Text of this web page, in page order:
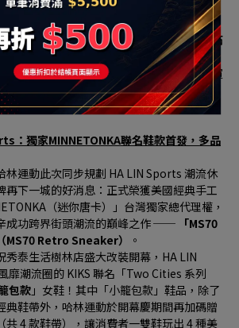
上模擬真實慢跑姿態，測試鞋款避震與抓地
售「沉浸式體驗」新門市。
LIN Running專區商品全面 9 折，更新增「滿
折 $500」 的現折優惠。
最讓跑友心動
「原價金額滿 $3,000 元以上」（不論是購買
或是Asics、BROOKS的頂級專業機能跑
林運動家族品牌600元抵用券」可於下次消
：獨家MINNETONKA聯名鞋款首發，多品
林運動此次同步規劃 HA LIN Sports 潮流休
再下一城的好消息：正式榮獲美國經典手工
（迷你唐卡）」台灣獨家總代理權，
成功跨界街頭潮流的巔峰之作 ── 「MS70
MS70 Retro Sneaker）
。
秀泰生活樹林店盛大改裝開幕，HA LIN
靡潮流圈的 KIKS 聯名「Two Cities 系列
包款 」女鞋！其中「小籠包款」鞋品，除了
典鞋帶外，哈林運動於開幕慶期間再加碼贈
共 4 款鞋帶），讓消費者一雙鞋玩出 4 種美